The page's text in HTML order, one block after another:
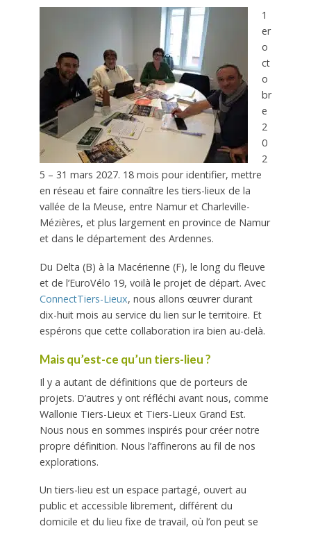
1
er
o
ct
o
br
e
2
0
2
5 – 31 mars 2027. 18 mois pour identifier, mettre
en réseau et faire connaître lestiers-lieux de la
vallée de la Meuse, entre Namur et Charleville-
Mézières, et plus largement en province de Namur
et dans le département des Ardennes.
Du Delta (B) à la Macérienne (F), le long du fleuve
et de l’EuroVélo 19, voilà le projet de départ. Avec
ConnectTiers-Lieux, nous allons œuvrer durant
dix-huit mois au service du lien sur le territoire. Et
espérons que cette collaboration ira bien au-delà.
Mais qu’est-ce qu’un tiers-lieu ?
Il y a autant de définitions que de porteurs de
projets. D’autres y ont réfléchi avant nous, comme
Wallonie Tiers-Lieux et Tiers-Lieux Grand Est.
Nous nous en sommes inspirés pourcréer notre
propre définition. Nous l’affinerons au fil de nos
explorations.
Un tiers-lieu est un espace partagé, ouvert au
public et accessible librement, différent du
domicile et du lieu fixe de travail, où l’on peut se